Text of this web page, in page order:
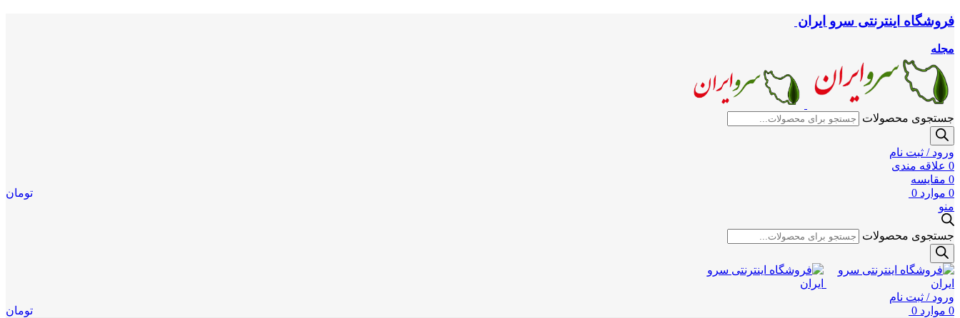
فروشگاه اینترنتی سرو ایران
مجله
جستجوی محصولات
ورود / ثبت نام
0 علاقه مندی
0 مقایسه
0 موارد 0
تومان
منو
جستجوی محصولات
ورود / ثبت نام
0 موارد 0 تومان